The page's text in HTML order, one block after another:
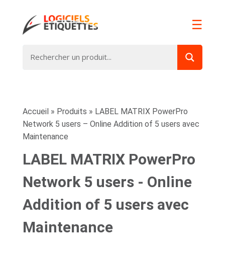
☰
Accueil » Produits » LABEL MATRIX PowerPro
Network 5 users – Online Addition of 5 users avec
Maintenance
LABEL MATRIX PowerPro
Network 5 users - Online
Addition of 5 users avec
Maintenance